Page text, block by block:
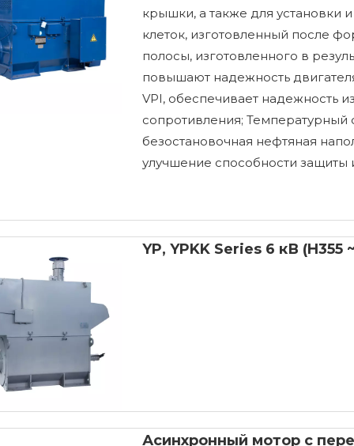
крышки, а также для установки
клеток, изготовленный после
полосы, изготовленного в
повышают надежность
VPI, обеспечивает надежность
сопротивления; Температурный
безостановочная нефтяная
улучшение способности защиты
YP, YPKK Series 6 кВ
Асинхронный мотор с